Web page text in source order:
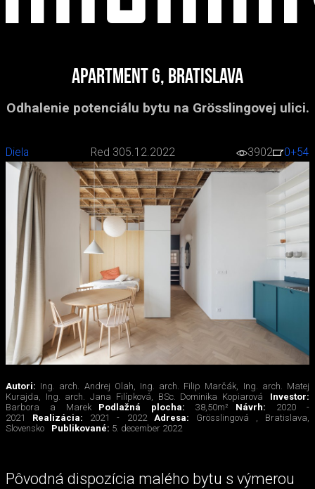
Apartment G, Bratislava
Odhalenie potenciálu bytu na Grösslingovej ulici.
Diela Red 305.12.2022 3902 0+54
Autori: Ing. arch. Andrej Olah, Ing. arch. Filip Marčák, Ing. arch. Matej
Kurajda, Ing. arch. Jana Filípková, BSc. Dominika Kopiarová
Investor:
Barbora a Marek
Podlažná plocha: 38,50m² Návrh: 2020 -
2021
Realizácia: 2021 - 2022 Adresa: Grösslingová , Bratislava,
Slovensko
Publikované: 5. december 2022
Pôvodná dispozícia malého bytu s výmerou